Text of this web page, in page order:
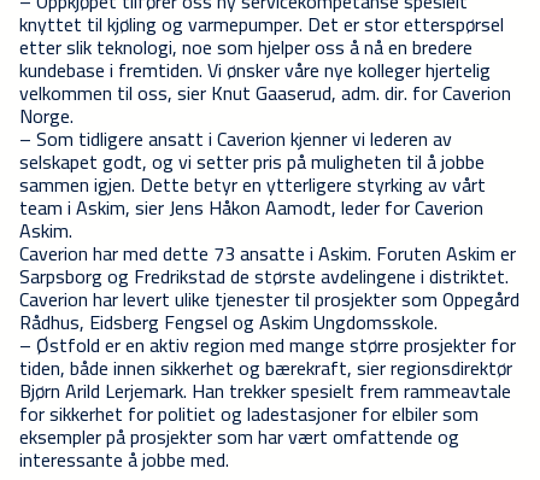
knyttet til kjøling og varmepumper. Det er stor etterspørsel
etter slik teknologi, noe som hjelper oss å nå en bredere
kundebase i fremtiden. Vi ønsker våre nye kolleger hjertelig
velkommen til oss, sier Knut Gaaserud, adm. dir. for Caverion
Norge.
– Som tidligere ansatt i Caverion kjenner vi lederen av
selskapet godt, og vi setter pris på muligheten til å jobbe
sammen igjen. Dette betyr en ytterligere styrking av vårt
team i Askim, sier Jens Håkon Aamodt, leder for Caverion
Askim.
Caverion har med dette 73 ansatte i Askim. Foruten Askim er
Sarpsborg og Fredrikstad de største avdelingene i distriktet.
Caverion har levert ulike tjenester til prosjekter som Oppegård
Rådhus, Eidsberg Fengsel og Askim Ungdomsskole.
– Østfold er en aktiv region med mange større prosjekter for
tiden, både innen sikkerhet og bærekraft, sier regionsdirektør
Bjørn Arild Lerjemark. Han trekker spesielt frem rammeavtale
for sikkerhet for politiet og ladestasjoner for elbiler som
eksempler på prosjekter som har vært omfattende og
interessante å jobbe med.